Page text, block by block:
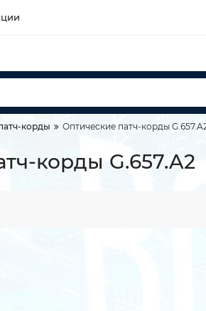
корды Оптические патч-корды
корды G.657.A2